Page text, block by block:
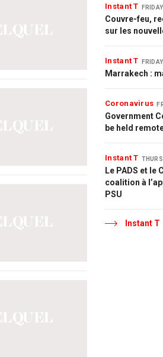
Instant T
Couvre-feu,
sur les
Instant T
Marrakech :
Coronavirus
Government
be held
Instant T
Le PADS et le
coalition à
PSU
Instant T